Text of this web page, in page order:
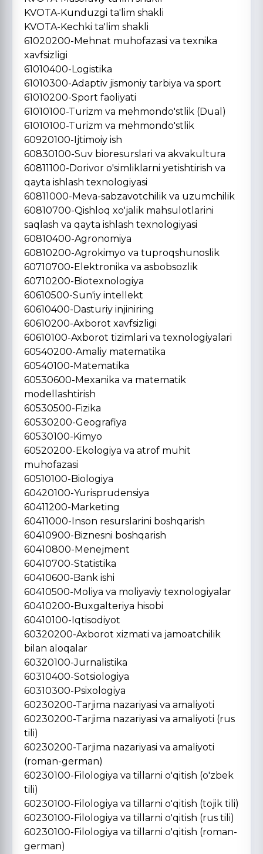
KVOTA-Kunduzgi ta'lim shakli
KVOTA-Kechki ta'lim shakli
61020200-Mehnat muhofazasi va texnika
xavfsizligi
61010400-Logistika
61010300-Adaptiv jismoniy tarbiya va sport
61010200-Sport faoliyati
61010100-Turizm va mehmondo'stlik (Dual)
61010100-Turizm va mehmondo'stlik
60920100-Ijtimoiy ish
60830100-Suv bioresurslari va akvakultura
60811100-Dorivor o'simliklarni yetishtirish va
qayta ishlash texnologiyasi
60811000-Meva-sabzavotchilik va uzumchilik
60810700-Qishloq xo'jalik mahsulotlarini
saqlash va qayta ishlash texnologiyasi
60810400-Agronomiya
60810200-Agrokimyo va tuproqshunoslik
60710700-Elektronika va asbobsozlik
60710200-Biotexnologiya
60610500-Sun'iy intellekt
60610400-Dasturiy injiniring
60610200-Axborot xavfsizligi
60610100-Axborot tizimlari va texnologiyalari
60540200-Amaliy matematika
60540100-Matematika
60530600-Mexanika va matematik
modellashtirish
60530500-Fizika
60530200-Geografiya
60530100-Kimyo
60520200-Ekologiya va atrof muhit
muhofazasi
60510100-Biologiya
60420100-Yurisprudensiya
60411200-Marketing
60411000-Inson resurslarini boshqarish
60410900-Biznesni boshqarish
60410800-Menejment
60410700-Statistika
60410600-Bank ishi
60410500-Moliya va moliyaviy texnologiyalar
60410200-Buxgalteriya hisobi
60410100-Iqtisodiyot
60320200-Axborot xizmati va jamoatchilik
bilan aloqalar
60320100-Jurnalistika
60310400-Sotsiologiya
60310300-Psixologiya
60230200-Tarjima nazariyasi va amaliyoti
60230200-Tarjima nazariyasi va amaliyoti (rus
tili)
60230200-Tarjima nazariyasi va amaliyoti
(roman-german)
60230100-Filologiya va tillarni o'qitish (o'zbek
tili)
60230100-Filologiya va tillarni o'qitish (tojik tili)
60230100-Filologiya va tillarni o'qitish (rus tili)
60230100-Filologiya va tillarni o'qitish (roman-
german)